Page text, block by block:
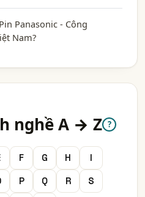
Panasonic - Công
Nam?
nghề A → Z ?
F G H
I
P Q R
S